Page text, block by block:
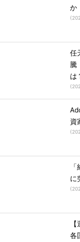
か
(
任
騰
は
(
資
(
に
(
各